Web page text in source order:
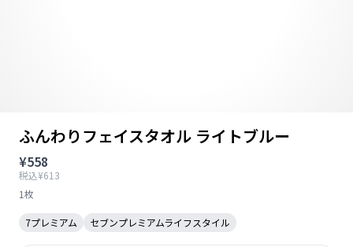
ふんわりフェイスタオル ライトブルー
¥558
税込¥613
1枚
7プレミアム セブンプレミアムライフスタイル